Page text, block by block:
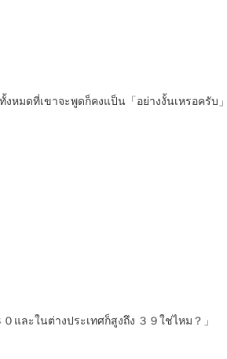
หมดที่เขาจะพูดก็คงแป็น「อย่างงั้นเหรอครับ
และในต่างประเทศก็สูงถึง ３９ใช่ไหม？」